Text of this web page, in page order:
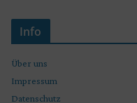
Info
Über uns
Impressum
Datenschutz